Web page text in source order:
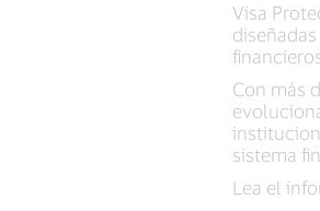
Visa
Con más
sistema
Lea el